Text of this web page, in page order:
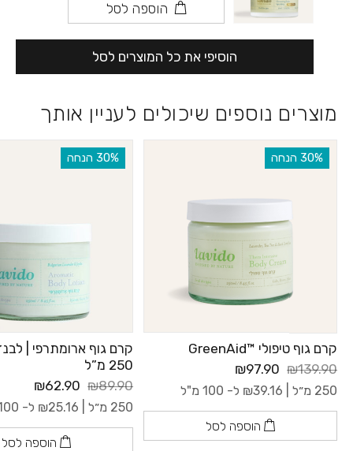
הוספה לסל
הוסיפי את כל המוצרים לסל
מוצרים נוספים שיכולים לעניין אותך
‫30% הנחה
קרם גוף טיפולי ™GreenAid
₪139.90
₪97.90
250 מ״ל | ₪39.16 ל- 100 מ"ל
הוספה לסל
‫30% הנחה
קרם גוף ארומתרפי |
250 מ”ל
₪89.90
₪62.90
250 מ״ל | ₪25.16 ל- 100 מ"ל
הוספה לסל